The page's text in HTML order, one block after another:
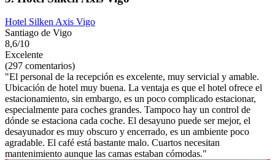
Hotel Silken Axis Vigo
Santiago de Vigo
8,6/10
Excelente
(297 comentarios)
"El personal de la recepción es excelente, muy servicial y amable.
Ubicación de hotel muy buena. La ventaja es que el hotel ofrece el
estacionamiento, sin embargo, es un poco complicado estacionar,
especialmente para coches grandes. Tampoco hay un control de
dónde se estaciona cada coche. El desayuno puede ser mejor, el
desayunador es muy obscuro y encerrado, es un ambiente poco
agradable. El café está bastante malo. Cuartos necesitan
mantenimiento aunque las camas estaban cómodas."